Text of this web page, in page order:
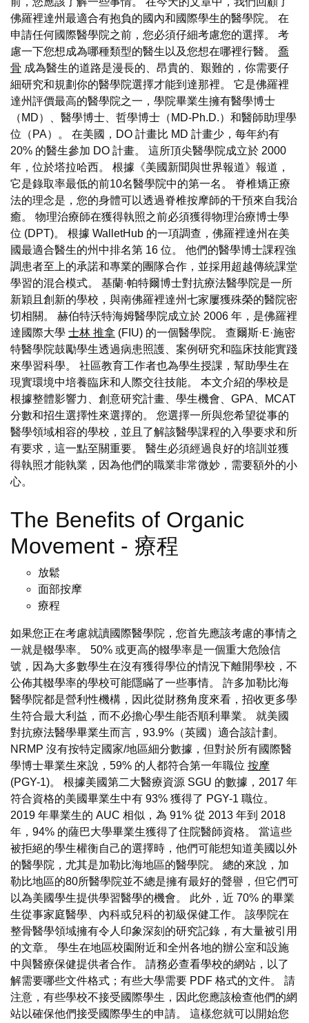
佛羅裡達州最適合有抱負的國內和國際學生的醫學院。 在
申請任何國際醫學院之前，您必須仔細考慮您的選擇。 考
慮一下您想成為哪種類型的醫生以及您想在哪裡行醫。 喬
骨 成為醫生的道路是漫長的、昂貴的、艱難的，你需要仔
細研究和規劃你的醫學院選擇才能到達那裡。 它是佛羅裡
達州評價最高的醫學院之一，學院畢業生擁有醫學博士
（MD）、醫學博士、哲學博士（MD-Ph.D.）和醫師助理學
位（PA）。 在美國，DO 計畫比 MD 計畫少，每年約有
20% 的醫生參加 DO 計畫。 這所頂尖醫學院成立於 2000
年，位於塔拉哈西。 根據《美國新聞與世界報道》報道，
它是錄取率最低的前10名醫學院中的第一名。 脊椎矯正療
法的理念是，您的身體可以透過脊椎按摩師的干預來自我治
癒。 物理治療師在獲得執照之前必須獲得物理治療博士學
位 (DPT)。 根據 WalletHub 的一項調查，佛羅裡達州在美
國最適合醫生的州中排名第 16 位。 他們的醫學博士課程強
調患者至上的承諾和專業的團隊合作，並採用超越傳統課堂
學習的混合模式。 基蘭·帕特爾博士對抗療法醫學院是一所
新穎且創新的學校，與南佛羅裡達州七家屢獲殊榮的醫院密
切相關。 赫伯特沃特海姆醫學院成立於 2006 年，是佛羅裡
達國際大學 士林 推拿 (FIU) 的一個醫學院。 查爾斯·E·施密
特醫學院鼓勵學生透過病患照護、案例研究和臨床技能實踐
來學習科學。 社區教育工作者也為學生授課，幫助學生在
現實環境中培養臨床和人際交往技能。 本文介紹的學校是
根據整體影響力、創意研究計畫、學生機會、GPA、MCAT
分數和招生選擇性來選擇的。 您選擇一所與您希望從事的
醫學領域相容的學校，並且了解該醫學課程的入學要求和所
有要求，這一點至關重要。 醫生必須經過良好的培訓並獲
得執照才能執業，因為他們的職業非常微妙，需要額外的小
心。
The Benefits of Organic
Movement - 療程
放鬆
面部按摩
療程
如果您正在考慮就讀國際醫學院，您首先應該考慮的事情之
一就是輟學率。 50% 或更高的輟學率是一個重大危險信
號，因為大多數學生在沒有獲得學位的情況下離開學校，不
公佈其輟學率的學校可能隱瞞了一些事情。 許多加勒比海
醫學院都是營利性機構，因此從財務角度來看，招收更多學
生符合最大利益，而不必擔心學生能否順利畢業。 就美國
對抗療法醫學畢業生而言，93.9%（英國）適合該計劃。
NRMP 沒有按特定國家/地區細分數據，但對於所有國際醫
學博士畢業生來說，59% 的人都符合第一年職位 按摩
(PGY-1)。 根據美國第二大醫療資源 SGU 的數據，2017 年
符合資格的美國畢業生中有 93% 獲得了 PGY-1 職位。
2019 年畢業生的 AUC 相似，為 91% 從 2013 年到 2018
年，94% 的薩巴大學畢業生獲得了住院醫師資格。 當這些
被拒絕的學生權衡自己的選擇時，他們可能想知道美國以外
的醫學院，尤其是加勒比海地區的醫學院。 總的來說，加
勒比地區的80所醫學院並不總是擁有最好的聲譽，但它們可
以為美國學生提供學習醫學的機會。 此外，近 70% 的畢業
生從事家庭醫學、內科或兒科的初級保健工作。 該學院在
整骨醫學領域擁有令人印象深刻的研究記錄，有大量被引用
的文章。 學生在地區校園附近和全州各地的辦公室和設施
中與醫療保健提供者合作。 請務必查看學校的網站，以了
解需要哪些文件格式；有些大學需要 PDF 格式的文件。 請
注意，有些學校不接受國際學生，因此您應該檢查他們的網
站以確保他們接受國際學生的申請。 這樣您就可以開始您